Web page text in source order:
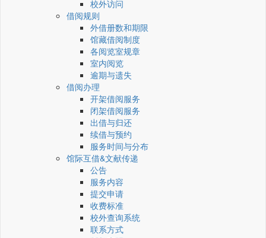
校外访问
借阅规则
外借册数和期限
馆藏借阅制度
各阅览室规章
室内阅览
逾期与遗失
借阅办理
开架借阅服务
闭架借阅服务
出借与归还
续借与预约
服务时间与分布
馆际互借&文献传递
公告
服务内容
提交申请
收费标准
校外查询系统
联系方式